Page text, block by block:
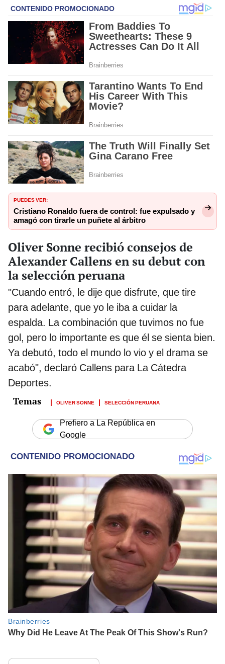
PUEDES VER:
Cristiano Ronaldo fuera de control: fue expulsado y
amagó con tirarle un puñete al árbitro
Oliver Sonne recibió consejos de
Alexander Callens en su debut con
la selección peruana
"Cuando entró, le dije que disfrute, que tire
para adelante, que yo le iba a cuidar la
espalda. La combinación que tuvimos no fue
gol, pero lo importante es que él se sienta bien.
Ya debutó, todo el mundo lo vio y el drama se
acabó", declaró Callens para La Cátedra
Deportes.
OLIVER SONNE SELECCIÓN PERUANA
Prefiero a La República en
Google